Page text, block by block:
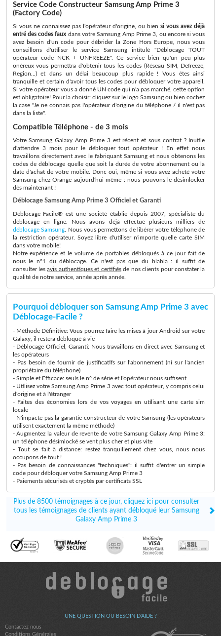
Service Code Constructeur Samsung Amp Prime 3
(Factory Code)
Si vous ne connaissez pas l'opérateur d'origine, ou bien si vous avez déjà
entré des codes faux dans votre Samsung Amp Prime 3, ou encore si vous
avez besoin d'un code pour débrider la Zone Hors Europe, nous vous
conseillons d'utiliser le service Samsung intitulé "Déblocage TOUT
opérateur code NCK + UNFREEZE". Ce service bien qu'un peu plus
onéreux vous permettra d'obtenir tous les codes (Réseau SIM, Defreeze,
Region...) et dans un délai beaucoup plus rapide ! Vous êtes ainsi
tranquille et certain d'avoir tous les codes pour débloquer votre appareil.
Si votre opérateur vous a donné UN code qui n'a pas marché, cette option
est obligatoire! Pour la choisir: cliquez sur le logo Samsung ou bien cochez
la case "Je ne connais pas l'opérateur d'origine du téléphone / il n'est pas
dans la liste".
Compatible Téléphone - de 3 mois
Votre Samsung Galaxy Amp Prime 3 est récent et sous contrat ? Inutile
d'attendre 3 mois pour le débloquer tout opérateur ! En effet nous
travaillons directement avec le fabriquant Samsung et nous obtenons les
codes de déblocage quelle que soit la durée de votre abonnement ou la
date d'achat de votre mobile. Donc oui, même si vous avez acheté votre
Samsung chez Orange aujourd'hui même : nous pouvons le désimlocker
dès maintenant !
Déblocage Samsung Amp Prime 3 Officiel et Garanti
Déblocage Facile® est une société établie depuis 2007, spécialiste du
déblocage en ligne. Nous avons déjà effectué plusieurs milliers de
déblocage Samsung . Nous vous permettons de libérer votre téléphone de
la restriction opérateur. Soyez libre d'utiliser n'importe quelle carte SIM
dans votre mobile!
Notre expérience et le volume de portables débloqués à ce jour fait de
nous le n°1 du déblocage. Ce n'est pas que du blabla : il suffit de
consulter lesavis authentiques et certifiésde nos clients pour constater la
qualité de notre service, année après année.
Pourquoi débloquer son Samsung Amp Prime 3 avec
Déblocage-Facile ?
- Méthode Définitive: Vous pourrez faire les mises à jour Android sur votre
Galaxy, il restera débloqué à vie
- Déblocage Officiel, Garanti: Nous travaillons en direct avec Samsung et
les opérateurs
- Pas besoin de fournir de justificatifs sur l'abonnement (ni sur l'ancien
propriétaire du téléphone)
- Simple et Efficace: seuls le n° de série et l'opérateur nous suffisent
- Utilisez votre Samsung Amp Prime 3 avec tout opérateur, y compris celui
d'origine et à l'étranger
- Faites des économies lors de vos voyages en utilisant une carte sim
locale
- N'impacte pas la garantie constructeur de votre Samsung (les opérateurs
utilisent exactement la même méthode)
- Augmentez la valeur de revente de votre Samsung Galaxy Amp Prime 3:
un téléphone désimlocké se vent plus cher et plus vite
- Tout se fait à distance: restez tranquillement chez vous, nous nous
occupons de tout !
- Pas besoin de connaissances "techniques": il suffit d'entrer un simple
code pour débloquer votre Samsung Amp Prime 3
- Paiements sécurisés et cryptés par certificats SSL
Plus de 8500 témoignages à ce jour, cliquez ici pour consulter
tous les témoignages de clients ayant débloqué leur Samsung
Galaxy Amp Prime 3
UNE QUESTION OU BESOIN D'AIDE ?
Contactez nous
Conditions Générales